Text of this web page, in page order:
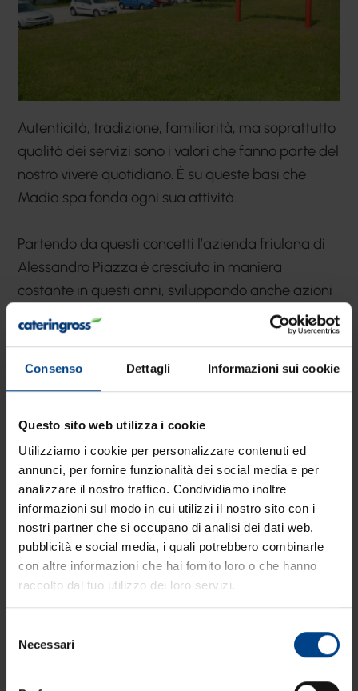
Consenso Dettagli Informazioni sui cookie
Questo sito web utilizza i cookie
Utilizziamo i cookie per personalizzare contenuti ed
annunci, per fornire funzionalità dei social media e per
analizzare il nostro traffico. Condividiamo inoltre
informazioni sul modo in cui utilizzi il nostro sito con i
nostri partner che si occupano di analisi dei dati web,
pubblicità e social media, i quali potrebbero combinarle
con altre informazioni che hai fornito loro o che hanno
raccolto dal tuo utilizzo dei loro servizi.
delNecessari
Autenticità, tradizione, familiarità, ma soprattutto
qualità dei servizi sono i valori che fanno parte del
nostro vivere quotidiano. È su queste basi che
Madia spa fonda ogni sua attività.
Partendo da questi concetti l’azienda friulana di
Alessandro Piazza è cresciuta in maniera
costante in questi anni, sviluppando anche azioni
di partnership e acquisizioni che le permettono di
essere un preciso punto di riferimento per il
mercato ho.re.ca. in Friuli Venezia Giulia, Austria e
“Crediamo fermamente nella valorizzazione del
rapporto con il cliente, attraverso l’attenzione
continua che gli dedichiamo, cercando di
guadagnare fiducia giorno per giorno, puntando
molto alla qualità dei prodotti e puntualità dei
servizi. - afferma Alessandro Piazza - Sono questi
i valori che caratterizzano il motore del nostro
sviluppo assieme alla consapevolezza con la
giorno non solo la genuinità dei sapori di una
volta, ma anche quella quotidianità di rapporti